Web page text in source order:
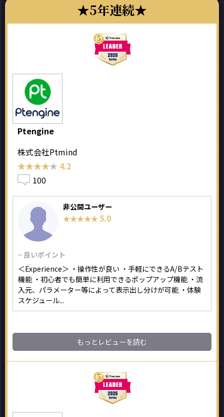
5年連続
Ptengine
株式会社Ptmind
★★★★★
★★★★★ 4.2
100
非公開ユーザー
★★★★★
★★★★★ 5.0
− 良いポイント
＜Experience＞ ・操作性が良い ・手軽にできるA/Bテスト
機能 ・初心者でも簡単に利用できるポップアップ機能 ・流
入元、パラメーター等によって表示出し分けが可能 ・体験
スケジュール...
もっとレビューを読む